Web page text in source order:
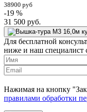
38900 руб
-19 %
31 500 руб.
Для бесплатной
ниже и наш специалист
Нажимая на кнопку
правилами обработки